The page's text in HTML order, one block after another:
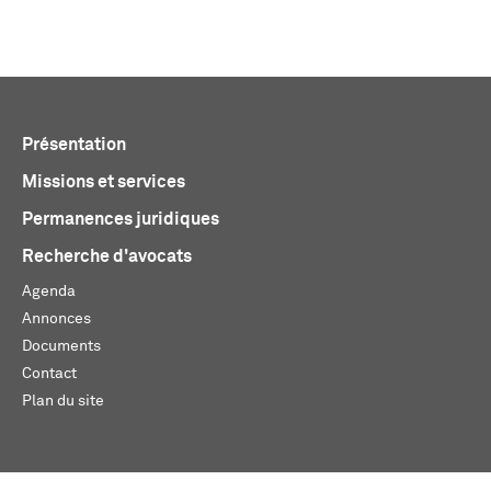
Présentation
Missions et services
Permanences juridiques
Recherche d'avocats
Agenda
Annonces
Documents
Contact
Plan du site